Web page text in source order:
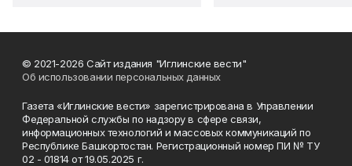
© 2021-2026 Сайт издания "Иглинские вести"
Об использовании персональных данных
Газета «Иглинские вести» зарегистрирована в Управлении
Федеральной службы по надзору в сфере связи,
информационных технологий и массовых коммуникаций по
Республике Башкортостан. Регистрационный номер ПИ № ТУ
02 - 01814 от 19.05.2025 г.